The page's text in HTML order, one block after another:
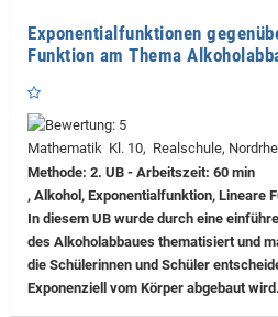
Exponentialfunktionen
Funktion am Thema
Mathematik Kl. 10, Realschule,
Methode: 2. UB - Arbeitszeit: 60 min
, Alkohol, Exponentialfunktion, Lineare
In diesem UB wurde durch eine
des Alkoholabbaues thematisiert und
die Schülerinnen und Schüler
Exponenziell vom Körper abgebaut wird.